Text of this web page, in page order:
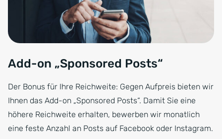
Add-on „Sponsored Posts“
Der Bonus für Ihre Reichweite: Gegen Aufpreis bieten wir
Ihnen das Add-on „Sponsored Posts“. Damit Sie eine
höhere Reichweite erhalten, bewerben wir monatlich
eine feste Anzahl an Posts auf Facebook oder Instagram.